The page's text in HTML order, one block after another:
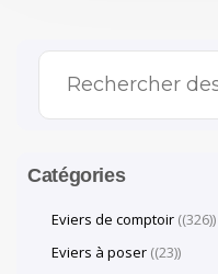
Catégories
Eviers de comptoir (326)
Eviers à poser (23)